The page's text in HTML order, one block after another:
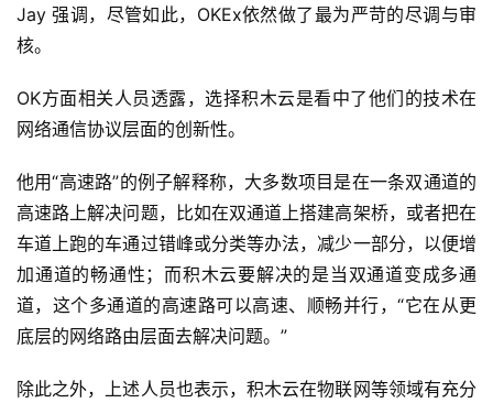
Jay 强调，尽管如此，OKEx依然做了最为严苛的尽调与审
核。
OK方面相关人员透露，选择积木云是看中了他们的技术在
网络通信协议层面的创新性。
他用“高速路”的例子解释称，大多数项目是在一条双通道的
高速路上解决问题，比如在双通道上搭建高架桥，或者把在
车道上跑的车通过错峰或分类等办法，减少一部分，以便增
加通道的畅通性；而积木云要解决的是当双通道变成多通
道，这个多通道的高速路可以高速、顺畅并行，“它在从更
底层的网络路由层面去解决问题。”
除此之外，上述人员也表示，积木云在物联网等领域有充分